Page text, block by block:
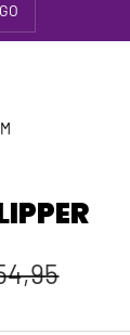
normal